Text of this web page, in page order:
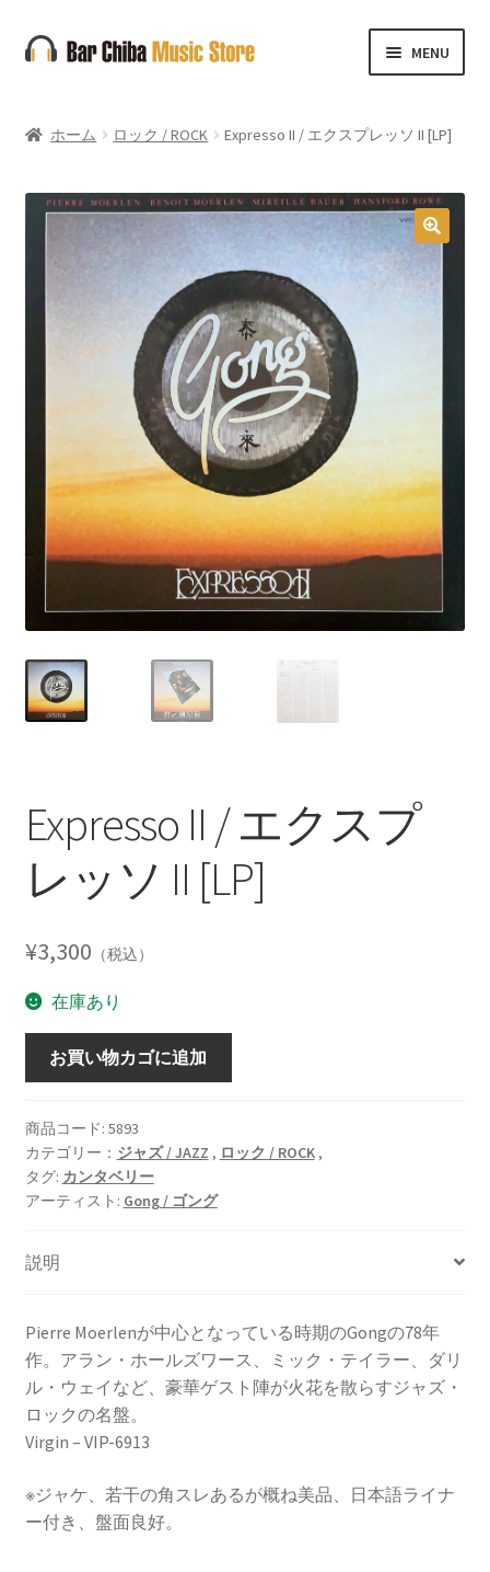
ナ
ビ
ー
コ
ン
ン
MENU
ホーム ロック / ROCK Expresso II / エクスプレッソ II [LP]
🔍
Expresso II / エクスプ
レッソ II [LP]
¥3,300 （税込）
在庫あり
Expresso
エ
ク
ス
プ
ッ
[LP]
個
お買い物カゴに追加
商品コード: 5893
カテゴリー： ジャズ / JAZZ , ロック / ROCK,
タグ: カンタベリー
アーティスト: Gong / ゴング
説明
Pierre Moerlenが中心となっている時期のGongの78年
作。アラン・ホールズワース、ミック・テイラー、ダリ
ル・ウェイなど、豪華ゲスト陣が火花を散らすジャズ・
ロックの名盤。
Virgin – VIP-6913
※ジャケ、若干の角スレあるが概ね美品、日本語ライナ
ー付き、盤面良好。